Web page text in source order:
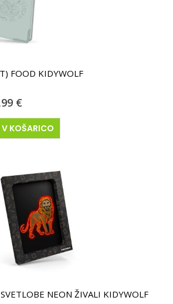
FOOD KIDYWOLF
€
KOŠARICO
NEON ŽIVALI KIDYWOLF